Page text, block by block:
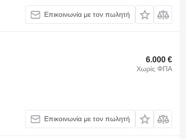
Επικοινωνία με τον πωλητή
6.000 €
Χωρίς ΦΠΑ
Επικοινωνία με τον πωλητή